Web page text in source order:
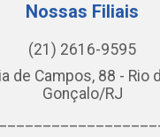
Nossas Filiais
(21) 2616-9595
de Campos, 88 - Rio
Gonçalo/RJ